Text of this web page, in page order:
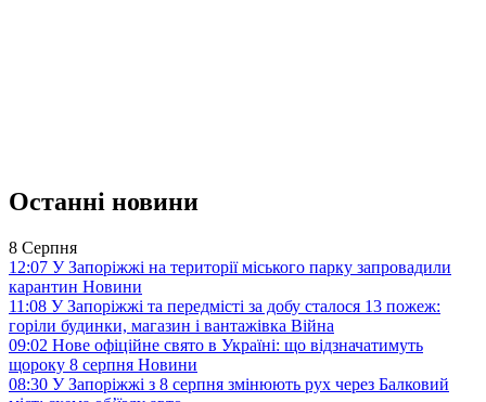
Останні новини
8 Серпня
12:07 У Запоріжжі на території міського парку запровадили
карантин Новини
11:08 У Запоріжжі та передмісті за добу сталося 13 пожеж:
горіли будинки, магазин і вантажівка Війна
09:02 Нове офіційне свято в Україні: що відзначатимуть
щороку 8 серпня Новини
08:30 У Запоріжжі з 8 серпня змінюють рух через Балковий